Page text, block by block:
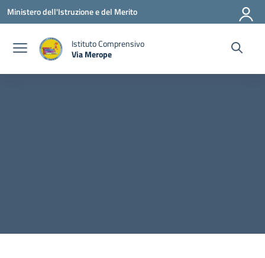
Vai ai contenuti
Vai al menu di navigazione
Vai al footer
Ministero dell'Istruzione e del Merito
Istituto Comprensivo
Via Merope